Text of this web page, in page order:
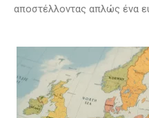
αποστέλλοντας απλώς ένα